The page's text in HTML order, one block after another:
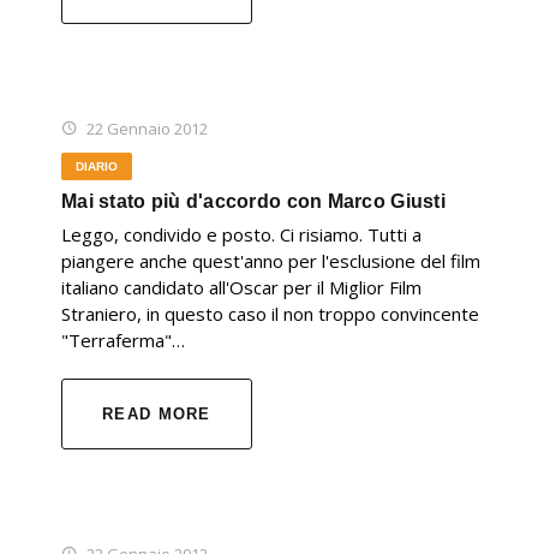
22 Gennaio 2012
DIARIO
Mai stato più d'accordo con Marco Giusti
Leggo, condivido e posto. Ci risiamo. Tutti a
piangere anche quest'anno per l'esclusione del film
italiano candidato all'Oscar per il Miglior Film
Straniero, in questo caso il non troppo convincente
"Terraferma"…
READ MORE